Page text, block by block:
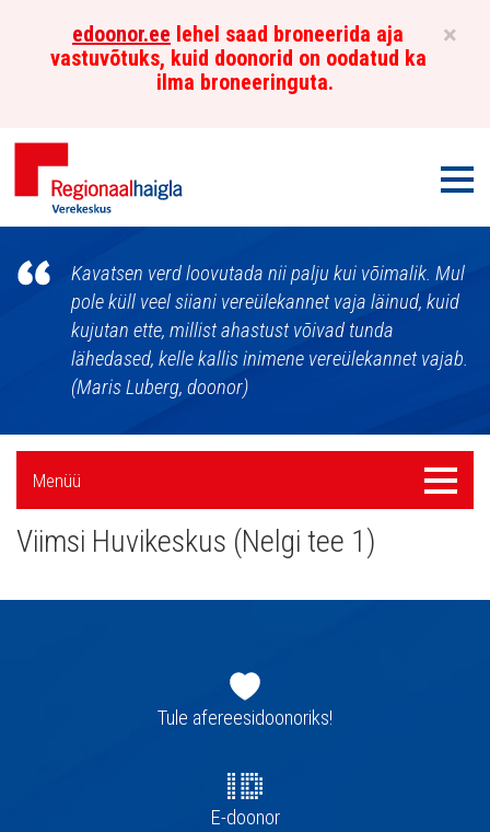
×
edoonor.ee lehel saad broneerida aja
vastuvõtuks, kuid doonorid on oodatud ka
ilma broneeringuta.
Põhja-
Eesti
Regionaalhaigla
Verekeskus
Kavatsen verd loovutada nii palju kui võimalik. Mul
pole küll veel siiani vereülekannet vaja läinud, kuid
kujutan ette, millist ahastust võivad tunda
lähedased, kelle kallis inimene vereülekannet vajab.
(Maris Luberg, doonor)
Külgpaani
navigatsioon
Menüü
Menüü
Viimsi Huvikeskus (Nelgi tee 1)
navigatsioonTule afereesidoonoriks!
E-doonor